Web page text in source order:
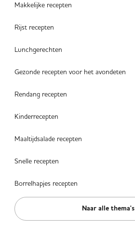
Makkelijke recepten
Rijst recepten
Lunchgerechten
Gezonde recepten voor het avondeten
Rendang recepten
Kinderrecepten
Maaltijdsalade recepten
Snelle recepten
Borrelhapjes recepten
Naar alle thema's